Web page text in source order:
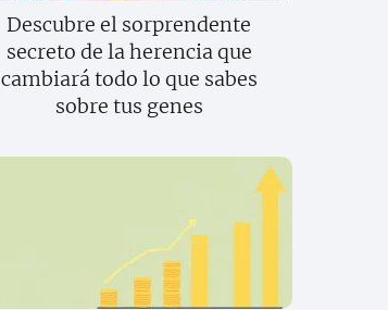
Descubre el sorprendente
secreto de la herencia que
cambiará todo lo que sabes
sobre tus genes